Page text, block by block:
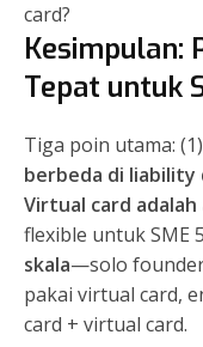
card?
Kesimpulan:
Tepat untuk
Tiga poin utama: (1)
berbeda di liability
Virtual card
flexible untuk SME
skala—solo founder
pakai virtual card,
card + virtual card.